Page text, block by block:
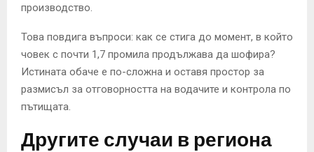
производство.
Това повдига въпроси: как се стига до момент, в който
човек с почти 1,7 промила продължава да шофира?
Истината обаче е по-сложна и оставя простор за
размисъл за отговорността на водачите и контрола по
пътищата.
Другите случаи в региона